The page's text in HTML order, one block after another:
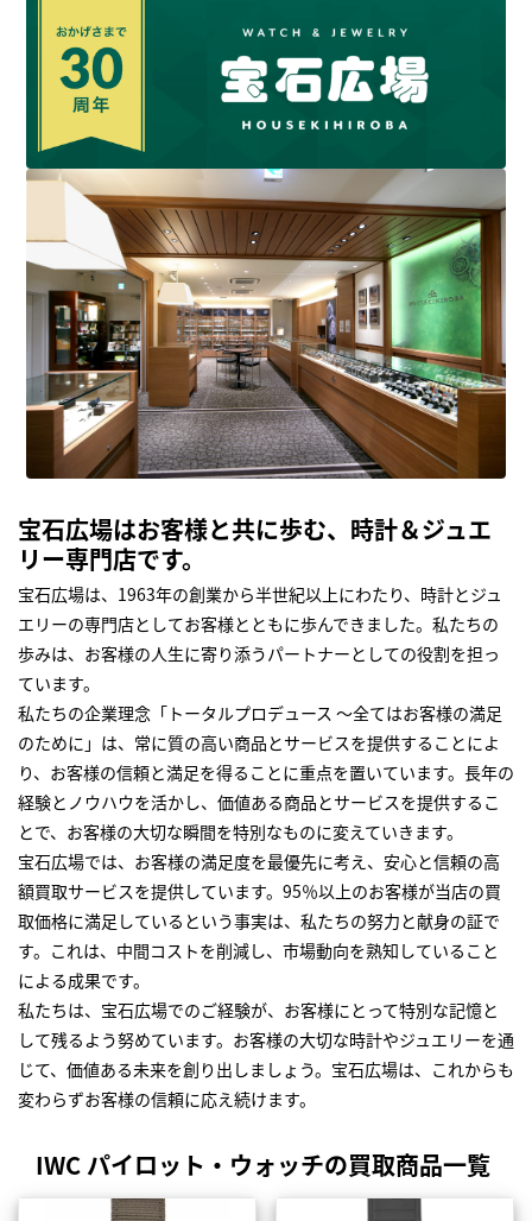
宝石広場はお客様と共に歩む、時計＆ジュエ
リー専門店です。
宝石広場は、1963年の創業から半世紀以上にわたり、時計とジュ
エリーの専門店としてお客様とともに歩んできました。私たちの
歩みは、お客様の人生に寄り添うパートナーとしての役割を担っ
ています。
私たちの企業理念「トータルプロデュース ～全てはお客様の満足
のために」は、常に質の高い商品とサービスを提供することによ
り、お客様の信頼と満足を得ることに重点を置いています。長年の
経験とノウハウを活かし、価値ある商品とサービスを提供するこ
とで、お客様の大切な瞬間を特別なものに変えていきます。
宝石広場では、お客様の満足度を最優先に考え、安心と信頼の高
額買取サービスを提供しています。95％以上のお客様が当店の買
取価格に満足しているという事実は、私たちの努力と献身の証で
す。これは、中間コストを削減し、市場動向を熟知していること
による成果です。
私たちは、宝石広場でのご経験が、お客様にとって特別な記憶と
して残るよう努めています。お客様の大切な時計やジュエリーを通
じて、価値ある未来を創り出しましょう。宝石広場は、これからも
変わらずお客様の信頼に応え続けます。
IWC パイロット・ウォッチの買取商品一覧